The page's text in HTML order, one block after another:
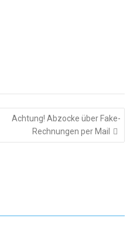
Achtung! Abzocke über Fake-
Rechnungen per Mail